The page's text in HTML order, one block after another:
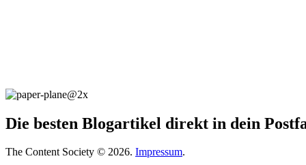
Die besten Blogartikel direkt in dein
The Content Society © 2026. Impressum.